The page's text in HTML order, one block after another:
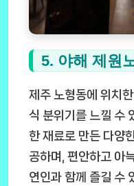
5. 야해 제원
제주 노형동에 위치
식 분위기를 느낄 수
한 재료로 만든 다양
공하며, 편안하고 아
연인과 함께 즐길 수